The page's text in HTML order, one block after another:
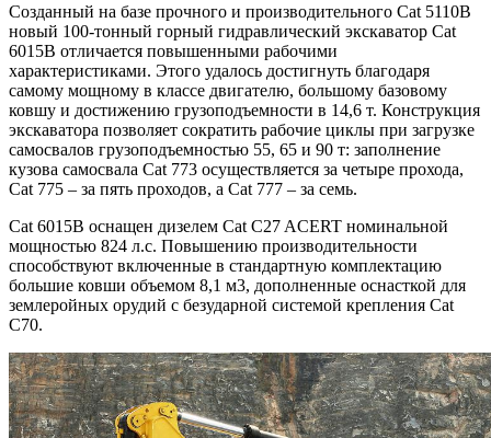
Созданный на базе прочного и производительного Cat 5110B
новый 100-тонный горный гидравлический экскаватор Cat
6015B отличается повышенными рабочими
характеристиками. Этого удалось достигнуть благодаря
самому мощному в классе двигателю, большому базовому
ковшу и достижению грузоподъемности в 14,6 т. Конструкция
экскаватора позволяет сократить рабочие циклы при загрузке
самосвалов грузоподъемностью 55, 65 и 90 т: заполнение
кузова самосвала Cat 773 осуществляется за четыре прохода,
Cat 775 – за пять проходов, а Cat 777 – за семь.
Cat 6015B оснащен дизелем Cat C27 ACERT номинальной
мощностью 824 л.с. Повышению производительности
способствуют включенные в стандартную комплектацию
большие ковши объемом 8,1 м3, дополненные оснасткой для
землеройных орудий с безударной системой крепления Cat
C70.